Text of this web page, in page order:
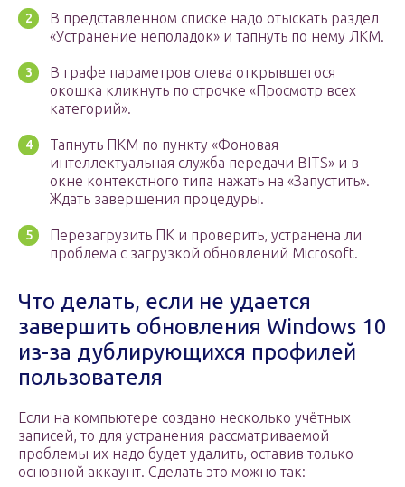
В представленном списке надо отыскать раздел
«Устранение неполадок» и тапнуть по нему ЛКМ.
В графе параметров слева открывшегося
окошка кликнуть по строчке «Просмотр всех
категорий».
Тапнуть ПКМ по пункту «Фоновая
интеллектуальная служба передачи BITS» и в
окне контекстного типа нажать на «Запустить».
Ждать завершения процедуры.
Перезагрузить ПК и проверить, устранена ли
проблема с загрузкой обновлений Microsoft.
Что делать, если не удается
завершить обновления Windows 10
из-за дублирующихся профилей
пользователя
Если на компьютере создано несколько учётных
записей, то для устранения рассматриваемой
проблемы их надо будет удалить, оставив только
основной аккаунт. Сделать это можно так: